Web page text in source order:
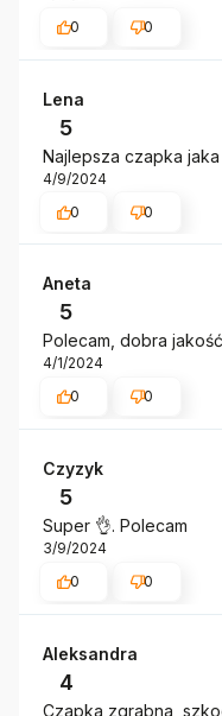
0
0
Lena
5
Najlepsza czapka
4/9/2024
0
0
Aneta
5
Polecam, dobra
4/1/2024
0
0
Czyzyk
5
Super 👌. Polecam
3/9/2024
0
0
Aleksandra
4
Czapka zgrabna,